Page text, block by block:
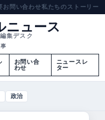
お問い合わせ私たちのストーリー
ニュース
集デスク
お問い合
わせ
ニュースレ
ター
政治